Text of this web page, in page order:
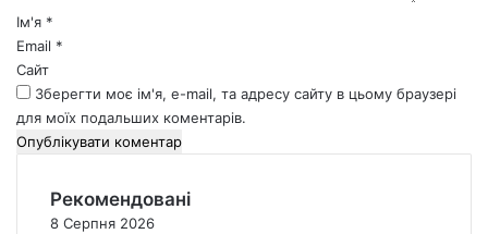
*Ім'я *
Email *
Сайт
Зберегти моє ім'я, e-mail, та адресу сайту в цьому браузері
для моїх подальших коментарів.
Рекомендовані
8 Серпня 2026